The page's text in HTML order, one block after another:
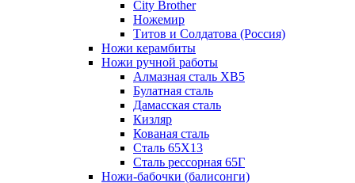
City Brother
Ножемир
Титов и Солдатова (Россия)
Ножи керамбиты
Ножи ручной работы
Алмазная сталь ХВ5
Булатная сталь
Дамасская сталь
Кизляр
Кованая сталь
Сталь 65Х13
Сталь рессорная 65Г
Ножи-бабочки (балисонги)